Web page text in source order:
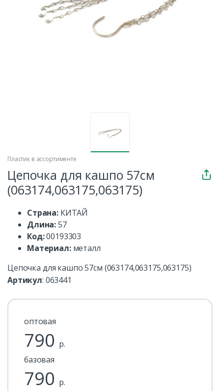
Пластик в ассортименте
Цепочка для кашпо 57см
(063174,063175,063175)
Страна: КИТАЙ
Длина:57
Код:00193303
Материал: металл
Цепочка для кашпо 57см (063174,063175,063175)
Артикул: 063441
оптовая
790 р.
базовая
790 р.